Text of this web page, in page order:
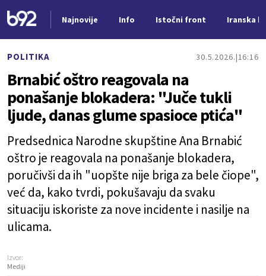
Najnovije Info Istočni front Iranska
POLITIKA 30.5.2026. 16:16
Brnabić oštro reagovala na
ponašanje blokadera: "Juče tukli
ljude, danas glume spasioce ptića"
Predsednica Narodne skupštine Ana Brnabić
oštro je reagovala na ponašanje blokadera,
poručivši da ih "uopšte nije briga za bele čiope",
već da, kako tvrdi, pokušavaju da svaku
situaciju iskoriste za nove incidente i nasilje na
ulicama.
Izvor:
Mediji